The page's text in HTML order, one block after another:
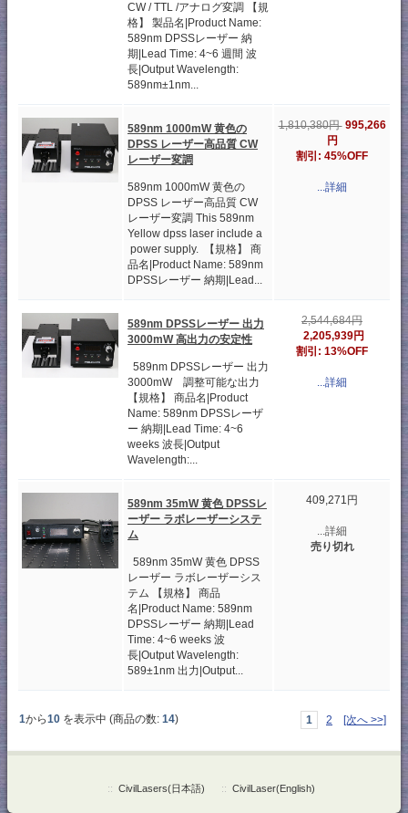
CW / TTL /アナログ変調 【規
格】 製品名|Product Name:
589nm DPSSレーザー 納
期|Lead Time: 4~6 週間 波
長|Output Wavelength:
589nm±1nm...
589nm 1000mW 黄色の
DPSS レーザー高品質 CW
レーザー変調
589nm 1000mW 黄色の
DPSS レーザー高品質 CW
レーザー変調 This 589nm
Yellow dpss laser include a
power supply. 【規格】 商
品名|Product Name: 589nm
DPSSレーザー 納期|Lead...
1,810,380円 995,266
円
割引: 45%OFF
...詳細
589nm DPSSレーザー 出力
3000mW 高出力の安定性
589nm DPSSレーザー 出力
3000mW 調整可能な出力
【規格】 商品名|Product
Name: 589nm DPSSレーザ
ー 納期|Lead Time: 4~6
weeks 波長|Output
Wavelength:...
2,544,684円
2,205,939円
割引: 13%OFF
...詳細
589nm 35mW 黄色 DPSSレ
ーザー ラボレーザーシステ
ム
589nm 35mW 黄色 DPSS
レーザー ラボレーザーシス
テム 【規格】 商品
名|Product Name: 589nm
DPSSレーザー 納期|Lead
Time: 4~6 weeks 波
長|Output Wavelength:
589±1nm 出力|Output...
409,271円
...詳細
売り切れ
1から10 を表示中 (商品の数: 14) 1 2 [次へ >>]
:: CivilLasers(日本語) :: CivilLaser(English)